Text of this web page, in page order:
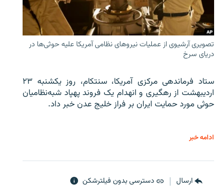
تصویری آرشیوی از عملیات نیروهای نظامی آمریکا علیه حوثی‌ها در
دریای سرخ
ستاد فرماندهی مرکزی آمریکا، سنتکام، روز یکشنبه ۲۳
اردیبهشت از رهگیری و انهدام یک فروند پهپاد شبه‌نظامیان
حوثی‌ مورد حمایت ایران بر فراز خلیج عدن خبر داد.
ادامه خبر
ارسال دسترسی بدون فیلترشکن